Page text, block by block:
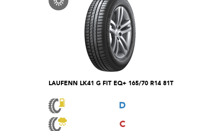
LAUFENN LK41 G FIT EQ+ 165/70 R14 81T
D
C